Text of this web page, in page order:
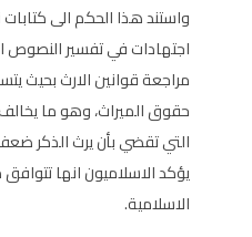
واستند هذا الحكم الى
اجتهادات في تفسير النصوص
مراجعة قوانين الارث بحيث
حقوق الميراث، وهو ما
التي تقضي بأن يرث الذكر
يؤكد الاسلاميون انها
الاسلامية.